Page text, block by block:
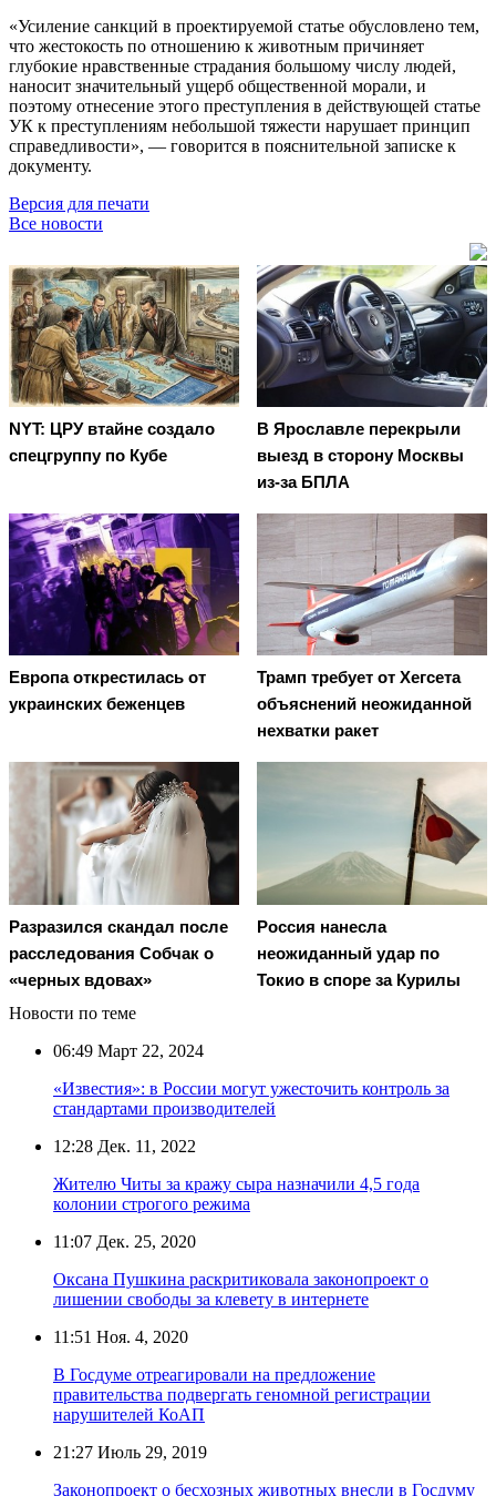
«Усиление санкций в проектируемой статье обусловлено тем,
что жестокость по отношению к животным причиняет
глубокие нравственные страдания большому числу людей,
наносит значительный ущерб общественной морали, и
поэтому отнесение этого преступления в действующей статье
УК к преступлениям небольшой тяжести нарушает принцип
справедливости», — говорится в пояснительной записке к
документу.
Версия для печати
Все новости
NYT: ЦРУ втайне создало
спецгруппу по Кубе
В Ярославле перекрыли
выезд в сторону Москвы
из-за БПЛА
Европа открестилась от
украинских беженцев
Трамп требует от Хегсета
объяснений неожиданной
нехватки ракет
Разразился скандал после
расследования Собчак о
«черных вдовах»
Россия нанесла
неожиданный удар по
Токио в споре за Курилы
Новости по теме
06:49 Март 22, 2024
«Известия»: в России могут ужесточить контроль за
стандартами производителей
12:28 Дек. 11, 2022
Жителю Читы за кражу сыра назначили 4,5 года
колонии строгого режима
11:07 Дек. 25, 2020
Оксана Пушкина раскритиковала законопроект о
лишении свободы за клевету в интернете
11:51 Ноя. 4, 2020
В Госдуме отреагировали на предложение
правительства подвергать геномной регистрации
нарушителей КоАП
21:27 Июль 29, 2019
Законопроект о бесхозных животных внесли в Госдуму